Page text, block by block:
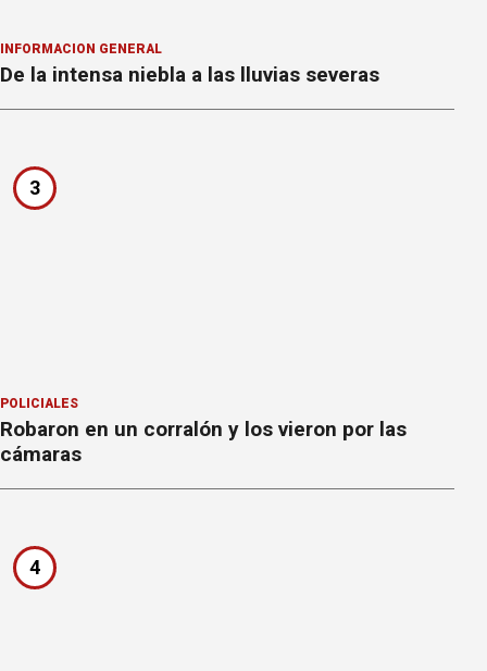
INFORMACION GENERAL
De la intensa niebla a las lluvias severas
3
POLICIALES
Robaron en un corralón y los vieron por las
cámaras
4